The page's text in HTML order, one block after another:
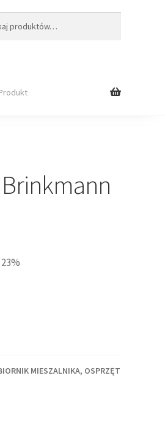
Brinkmann
MIESZALNIKA, OSPRZĘT